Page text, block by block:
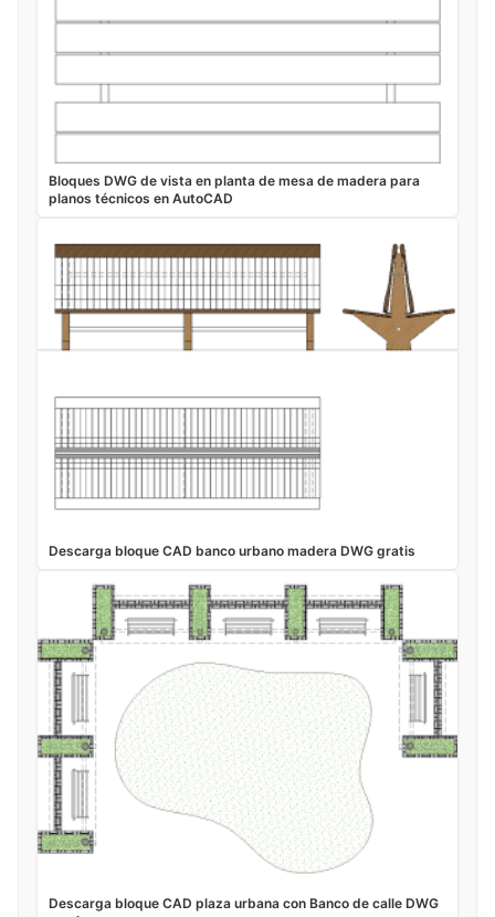
Bloques DWG de vista en planta de mesa de madera para
planos técnicos en AutoCAD
Descarga bloque CAD banco urbano madera DWG gratis
Descarga bloque CAD plaza urbana con Banco de calle DWG